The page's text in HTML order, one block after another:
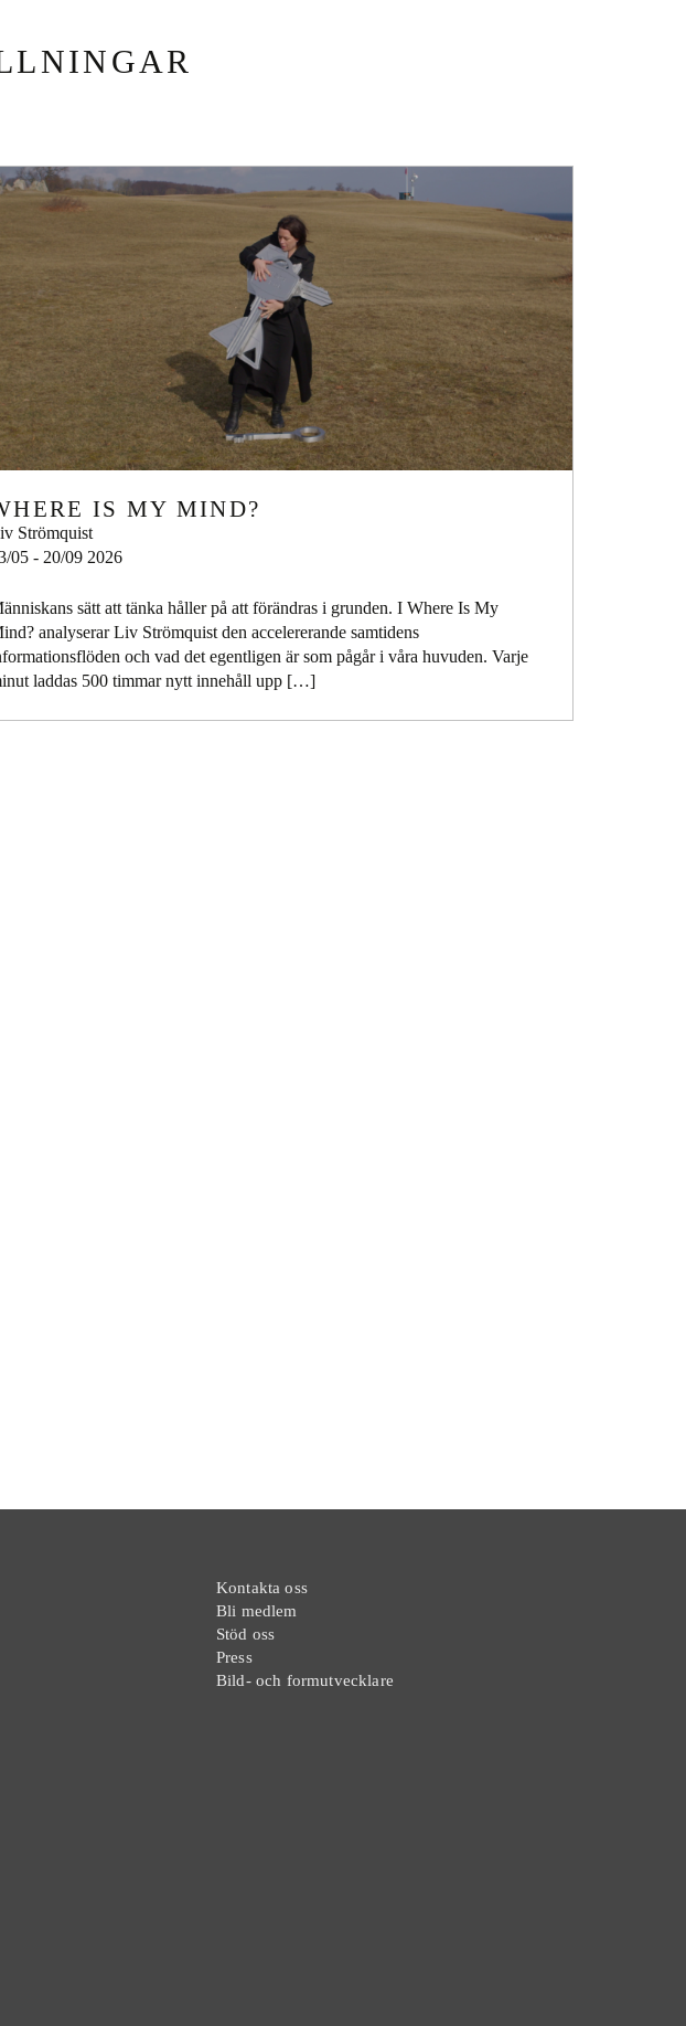
IS MY MIND?
Strömquist
05 - 20/09 2026
sätt att tänka håller på att förändras i grunden. I Where Is My
analyserar Liv Strömquist den accelererande samtidens
och vad det egentligen är som pågår i våra huvuden. Varje
laddas 500 timmar nytt innehåll upp […]
Kontakta oss
Bli medlem
Stöd oss
Press
Bild- och formutvecklare